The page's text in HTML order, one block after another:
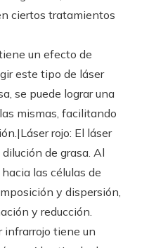
ciertos tratamientos
un efecto de
este tipo de láser
se puede lograr una
mismas, facilitando
rojo: El láser
de grasa. Al
las células de
y dispersión,
y reducción.
infrarrojo tiene un